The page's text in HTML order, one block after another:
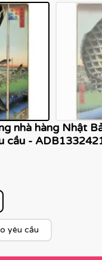
nhà hàng Nhật
cầu -
yêu cầu